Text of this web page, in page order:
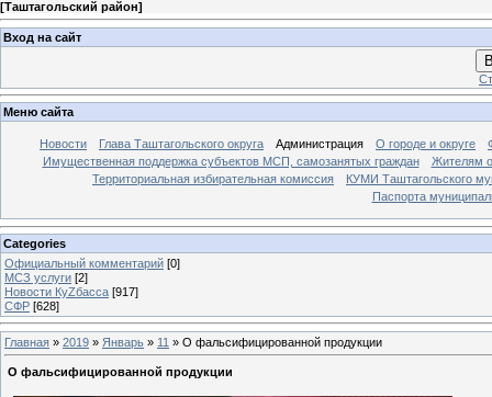
[Таштагольский район]
Вход на сайт
Меню сайта
Новости Глава Таштагольского округа Администрация О городе и округе
Имущественная поддержка субъектов МСП, самозанятых граждан
Жителям
Территориальная избирательная комиссия
КУМИ Таштагольского
Паспорта
Categories
Официальный комментарий [0]
МСЗ услуги [2]
Новости КуZбасса [917]
СФР [628]
Главная » 2019 » Январь » 11 » О фальсифицированной продукции
О фальсифицированной продукции